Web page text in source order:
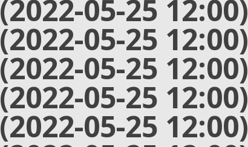
(2022-05-25 12:00)
(2022-05-25 12:00)
(2022-05-25 12:00)
(2022-05-25 12:00)
(2022-05-25 12:00)